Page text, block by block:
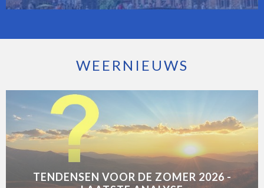
WEERNIEUWS
TENDENSEN VOOR DE ZOMER 2026 -